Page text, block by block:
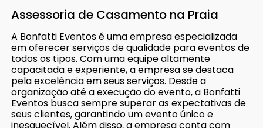
Assessoria de Casamento na Praia
A Bonfatti Eventos é uma empresa especializada
em oferecer serviços de qualidade para eventos de
todos os tipos. Com uma equipe altamente
capacitada e experiente, a empresa se destaca
pela excelência em seus serviços. Desde a
organização até a execução do evento, a Bonfatti
Eventos busca sempre superar as expectativas de
seus clientes, garantindo um evento único e
inesquecível. Além disso, a empresa conta com